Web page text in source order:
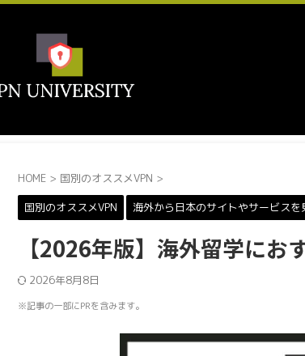
HOME > 国別のオススメVPN >
国別のオススメVPN
海外から日本のサイトやサービスを
【2026年版】海外留学に
2026年8月8日
※記事の一部にPRを含みます。